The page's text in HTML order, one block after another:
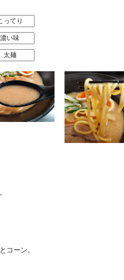
ってり
濃い味
太麺
コーン。